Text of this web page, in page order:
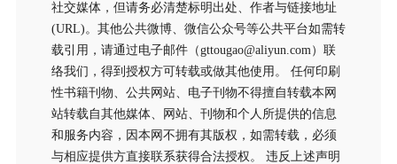
社交媒体，但请务必清楚标明出处、作者与链接地址
(URL)。其他公共微博、微信公众号等公共平台如需转
载引用，请通过电子邮件（gttougao@aliyun.com）联
络我们，得到授权方可转载或做其他使用。 任何印刷
性书籍刊物、公共网站、电子刊物不得擅自转载本网
站转载自其他媒体、网站、刊物和个人所提供的信息
和服务内容，因本网不拥有其版权，如需转载，必须
与相应提供方直接联系获得合法授权。 违反上述声明